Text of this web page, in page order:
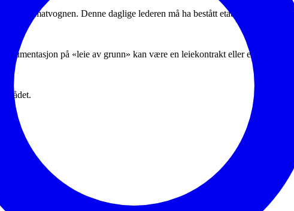
for matvognen. Denne daglige lederen må ha bestått etablererprøven.
på «leie av grunn» kan være en leiekontrakt eller en skriftlig